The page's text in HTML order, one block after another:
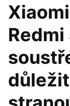
Redmi